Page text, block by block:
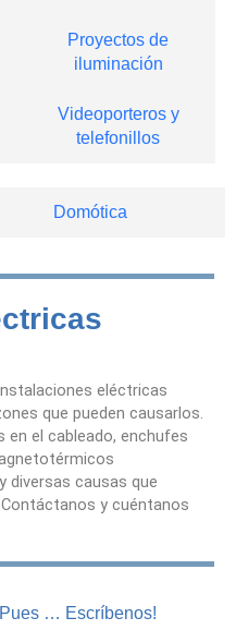
Proyectos de
iluminación
Videoporteros y
telefonillos
Domótica
eléctricas
que pueden causarlos.
en el cableado, enchufes
diversas causas que
y cuéntanos
Pues … Escríbenos!